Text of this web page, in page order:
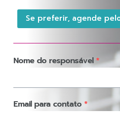
Se preferir, agende
Nome do responsável *
Email para contato *